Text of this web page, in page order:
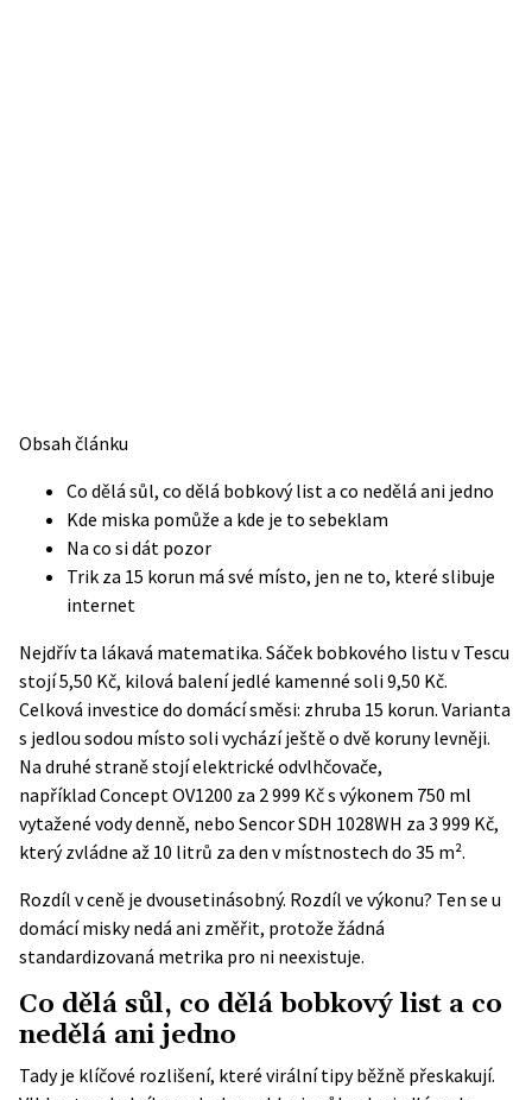
Obsah článku
Co dělá sůl, co dělá bobkový list a co nedělá ani jedno
Kde miska pomůže a kde je to sebeklam
Na co si dát pozor
Trik za 15 korun má své místo, jen ne to, které slibuje
internet
Nejdřív ta lákavá matematika. Sáček bobkového listu v Tescu
stojí 5,50 Kč, kilová balení jedlé kamenné soli 9,50 Kč.
Celková investice do domácí směsi: zhruba 15 korun. Varianta
s jedlou sodou místo soli vychází ještě o dvě koruny levněji.
Na druhé straně stojí elektrické odvlhčovače,
například Concept OV1200 za 2 999 Kč s výkonem 750 ml
vytažené vody denně, nebo Sencor SDH 1028WH za 3 999 Kč,
který zvládne až 10 litrů za den v místnostech do 35 m².
Rozdíl v ceně je dvousetinásobný. Rozdíl ve výkonu? Ten se u
domácí misky nedá ani změřit, protože žádná
standardizovaná metrika pro ni neexistuje.
Co dělá sůl, co dělá bobkový list a co
nedělá ani jedno
Tady je klíčové rozlišení, které virální tipy běžně přeskakují.